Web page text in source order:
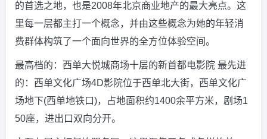
的首选之地，也是2008年北京商业地产的最大亮点。这
里每一层都主打一个概念，并由这些概念为她的年轻消
费群体构筑了一个面向世界的全方位体验空间。
最高档的：西单大悦城商场十层的新首都电影院 最先进
的：西单文化广场4D影院位于西单北大街，西单文化广
场地下(西单地铁口)，占地面积约1400余平方米，剧场1
50座，进出口双向分开。